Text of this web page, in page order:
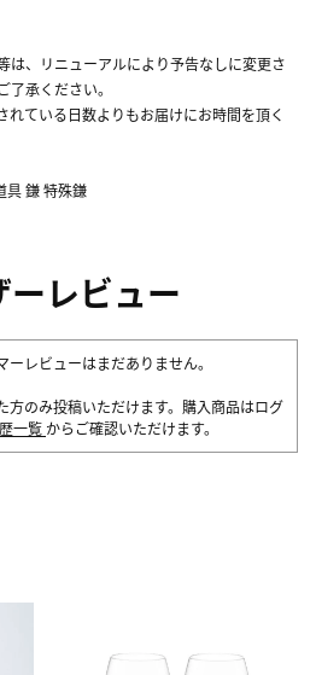
、リニューアルにより予告なしに変更さ
承ください。
ている日数よりもお届けにお時間を頂く
具 鎌 特殊鎌
ーレビュー
レビューはまだありません。
方のみ投稿いただけます。購入商品はログ
一覧 からご確認いただけます。